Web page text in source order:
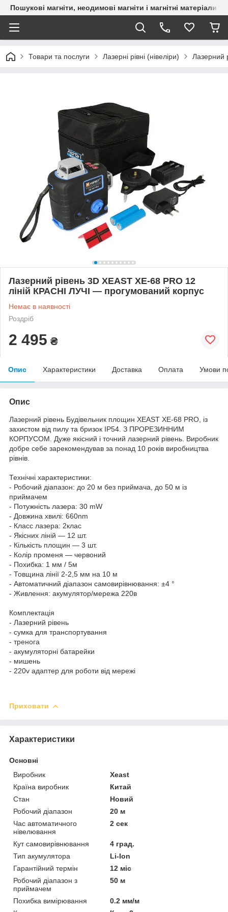
Пошукові магніти, неодимові магніти і магнітні матеріали
Товари та послуги Лазерні рівні (нівеліри) Лазерний
Лазерний рівень 3D XEAST XE-68 PRO 12
ліній КРАСНІ ЛУЧІ — прогумований корпус
Немає в наявності
Роздріб
2 495 ₴
Опис Характеристики Доставка Оплата Умови
Опис
Лазерний рівень Будівельник площин XEAST XE-68 PRO, із
захистом від пилу та бризок IP54. З ПРОРЕЗИННИМ
КОРПУСОМ. Дуже якісний і точний лазерний рівень. Виробник
добре себе зарекомендував за понад 10 років виробництва
рівнів.
Технічні характеристики:
- Робочий діапазон: до 20 м без приймача, до 50 м із
приймачем
- Потужність лазера: 30 mW
- Довжина хвилі: 660nm
- Класс лазера: 2клас
- Якісних ліній — 12 шт.
- Кількість площин — 3 шт.
- Колір променя — червоний
- Похибка: 1 мм / 5м
- Товщина лінії 2-2,5 мм на 10 м
- Автоматичний діапазон самовирівнювання: ±4 °
- Живлення: акумулятор/мережа 220в
Комплектація
- Лазерний рівень
- сумка для транспортування
- тренога
- акумуляторні батарейки
- мишень
- 220v адаптер для роботи від мережі
Приховати
Характеристики
Основні
Виробник
Xeast
Країна виробник
Китай
Стан
Новий
Робочий діапазон
20 м
Час автоматичного
нівелювання
2 сек
Кут самовирівнювання
4 град.
Тип акумулятора
Li-Ion
Гарантійний термін
12 міс
Робочий діапазон з
приймачем
50 м
Похибка вимірювання
0.2 мм/м